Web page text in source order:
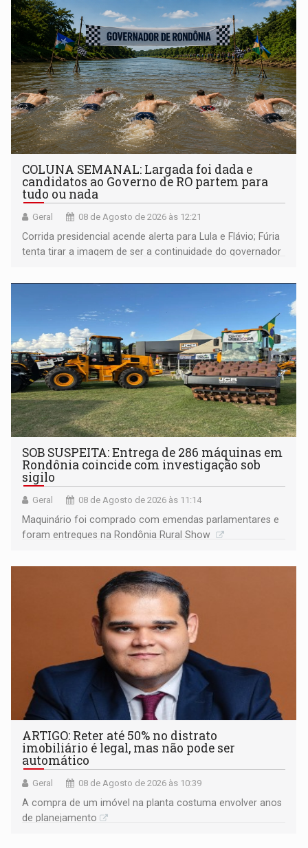
COLUNA SEMANAL: Largada foi dada e
candidatos ao Governo de RO partem para
tudo ou nada
Geral 08 de Agosto de 2026 às 12:21
Corrida presidencial acende alerta para Lula e Flávio; Fúria
tenta tirar a imagem de ser a continuidade do governador
não ter entrado no modo eleição; ABAV faz evento em
SOB SUSPEITA: Entrega de 286 máquinas em
Rondônia coincide com investigação sob
sigilo
Geral 08 de Agosto de 2026 às 11:14
Maquinário foi comprado com emendas parlamentares e
foram entregues na Rondônia Rural Show
ARTIGO: Reter até 50% no distrato
imobiliário é legal, mas não pode ser
automático
Geral 08 de Agosto de 2026 às 10:39
A compra de um imóvel na planta costuma envolver anos
de planejamento